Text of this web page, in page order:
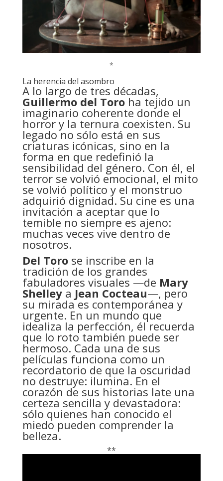
*
La herencia del asombro
A lo largo de tres décadas,
Guillermo del Toroha tejido un
imaginario coherente donde el
horror y la ternura coexisten. Su
legado no sólo está en sus
criaturas icónicas, sino en la
forma en que redefinió la
sensibilidad del género. Con él, el
terror se volvió emocional, el mito
se volvió político y el monstruo
adquirió dignidad. Su cine es una
invitación a aceptar que lo
temible no siempre es ajeno:
muchas veces vive dentro de
nosotros.
Del Torose inscribe en la
tradición de los grandes
fabuladores visuales —de Mary
Shelleya Jean Cocteau—, pero
su mirada es contemporánea y
urgente. En un mundo que
idealiza la perfección, él recuerda
que lo roto también puede ser
hermoso. Cada una de sus
películas funciona como un
recordatorio de que la oscuridad
no destruye: ilumina. En el
corazón de sus historias late una
certeza sencilla y devastadora:
sólo quienes han conocido el
miedo pueden comprender la
belleza.
**